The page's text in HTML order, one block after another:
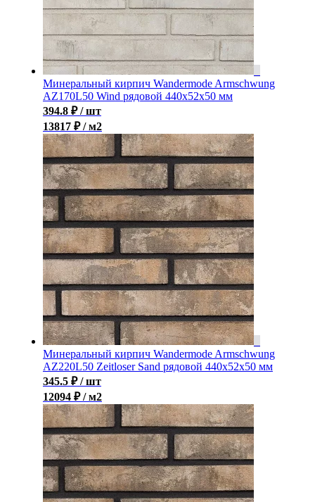
Минеральный кирпич Wandermode Armschwung
AZ170L50 Wind рядовой 440x52x50 мм
394.8 ₽ / шт
13817 ₽ / м2
Минеральный кирпич Wandermode Armschwung
AZ220L50 Zeitloser Sand рядовой 440x52x50 мм
345.5 ₽ / шт
12094 ₽ / м2